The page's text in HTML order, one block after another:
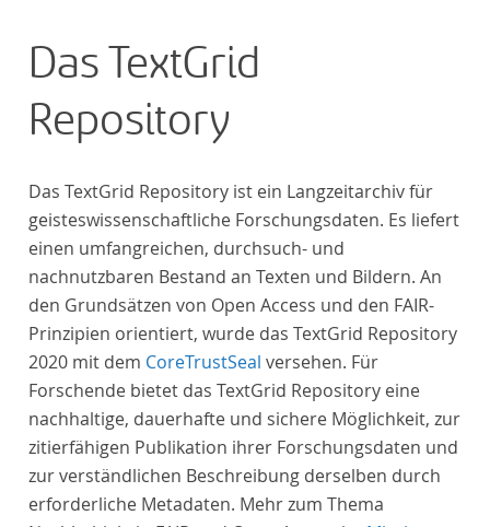
Frankreich begeben haben, bilden dabei den
Gegenstand der Edition.
Das TextGrid
Repository
Das TextGrid Repository ist ein Langzeitarchiv für
geisteswissenschaftliche Forschungsdaten. Es liefert
einen umfangreichen, durchsuch- und
nachnutzbaren Bestand an Texten und Bildern. An
den Grundsätzen von Open Access und den FAIR-
Prinzipien orientiert, wurde das TextGrid Repository
2020 mit dem CoreTrustSeal versehen. Für
Forschende bietet das TextGrid Repository eine
nachhaltige, dauerhafte und sichere Möglichkeit, zur
zitierfähigen Publikation ihrer Forschungsdaten und
zur verständlichen Beschreibung derselben durch
erforderliche Metadaten. Mehr zum Thema